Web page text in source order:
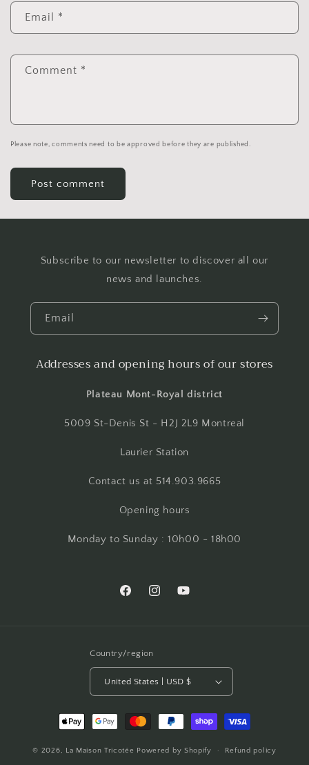
Email *
Comment *
Please note, comments need to be approved before they are published.
Subscribe to our newsletter to discover all our
news and launches.
Email
Addresses and opening hours of our stores
Plateau Mont-Royal district
5009 St-Denis St - H2J 2L9 Montreal
Laurier Station
Contact us at 514.903.9665
Opening hours
Monday to Sunday : 10h00 - 18h00
FacebookInstagramYouTube
Country/region
United States | USD $
Payment
methods
© 2026, La Maison Tricotée Powered by Shopify Refund policy